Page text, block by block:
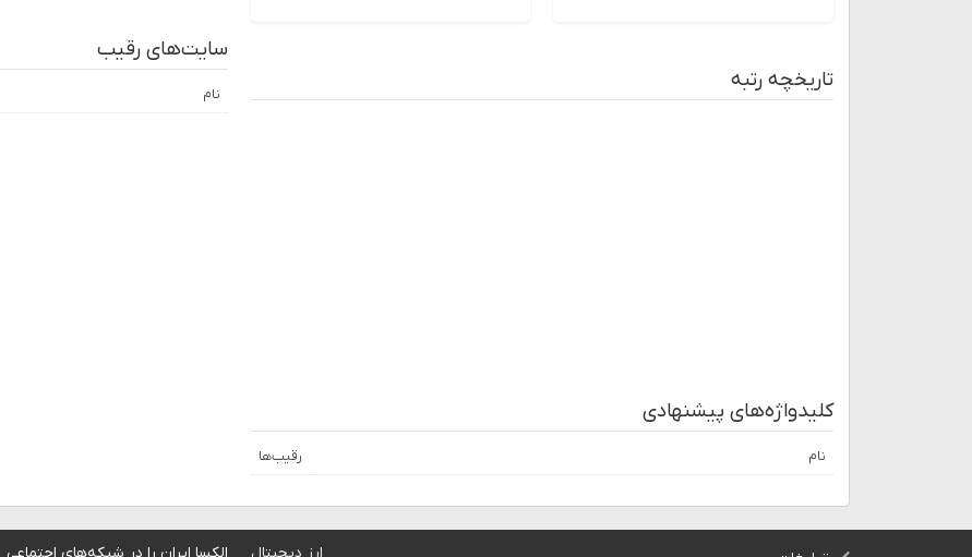
تاریخچه رتبه
سایت‌های رقیب
نام
کلیدواژه‌های پیشنهادی
نام رقیب‌ها
ارز دیجیتال الکسا ایران را در شبکه‌های اجتماعی